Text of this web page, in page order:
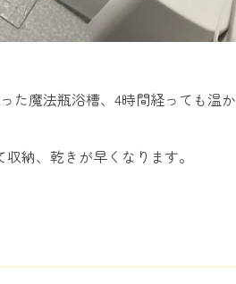
た魔法瓶浴槽、4時間経っても温か
納、乾きが早くなります。